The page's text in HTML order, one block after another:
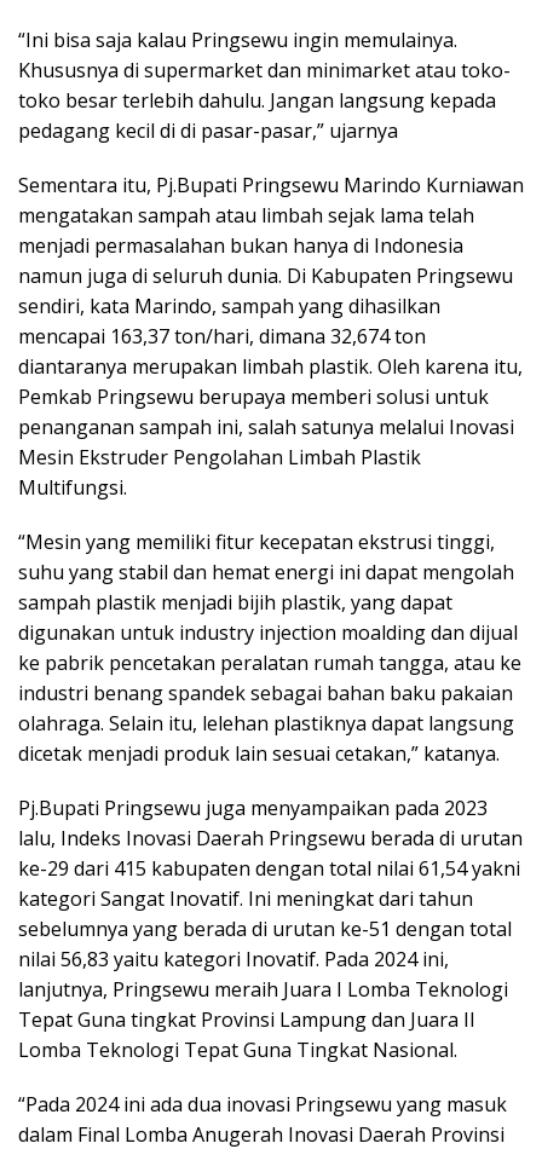
“Ini bisa saja kalau Pringsewu ingin memulainya.
Khususnya di supermarket dan minimarket atau toko-
toko besar terlebih dahulu. Jangan langsung kepada
pedagang kecil di di pasar-pasar,” ujarnya
Sementara itu, Pj.Bupati Pringsewu Marindo Kurniawan
mengatakan sampah atau limbah sejak lama telah
menjadi permasalahan bukan hanya di Indonesia
namun juga di seluruh dunia. Di Kabupaten Pringsewu
sendiri, kata Marindo, sampah yang dihasilkan
mencapai 163,37 ton/hari, dimana 32,674 ton
diantaranya merupakan limbah plastik. Oleh karena itu,
Pemkab Pringsewu berupaya memberi solusi untuk
penanganan sampah ini, salah satunya melalui Inovasi
Mesin Ekstruder Pengolahan Limbah Plastik
Multifungsi.
“Mesin yang memiliki fitur kecepatan ekstrusi tinggi,
suhu yang stabil dan hemat energi ini dapat mengolah
sampah plastik menjadi bijih plastik, yang dapat
digunakan untuk industry injection moalding dan dijual
ke pabrik pencetakan peralatan rumah tangga, atau ke
industri benang spandek sebagai bahan baku pakaian
olahraga. Selain itu, lelehan plastiknya dapat langsung
dicetak menjadi produk lain sesuai cetakan,” katanya.
Pj.Bupati Pringsewu juga menyampaikan pada 2023
lalu, Indeks Inovasi Daerah Pringsewu berada di urutan
ke-29 dari 415 kabupaten dengan total nilai 61,54 yakni
kategori Sangat Inovatif. Ini meningkat dari tahun
sebelumnya yang berada di urutan ke-51 dengan total
nilai 56,83 yaitu kategori Inovatif. Pada 2024 ini,
lanjutnya, Pringsewu meraih Juara I Lomba Teknologi
Tepat Guna tingkat Provinsi Lampung dan Juara II
Lomba Teknologi Tepat Guna Tingkat Nasional.
“Pada 2024 ini ada dua inovasi Pringsewu yang masuk
dalam Final Lomba Anugerah Inovasi Daerah Provinsi